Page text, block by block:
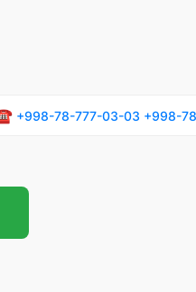
☎️ +998-78-777-03-03 +998-